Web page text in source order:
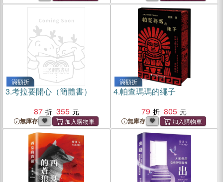
滿額折
3.考拉要開心（簡體書）
87
355
無庫存
滿額折
4.帕查瑪瑪的繩子
79
805
無庫存